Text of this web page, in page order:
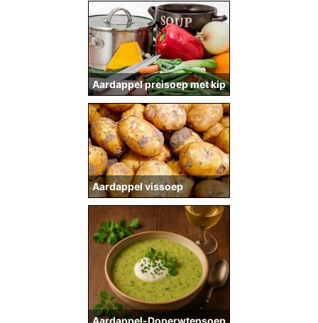
Aardappel preisoep met kip
Aardappel vissoep
Aardappel-Doperwtensoep